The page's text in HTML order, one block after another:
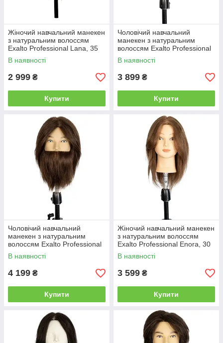
Жіночий навчальний манекен
з натуральним волоссям
Exalto Professional Lana, 35
см, шатенка (REF1053)
В наявності
2 999 ₴
Купити
Чоловічий навчальний
манекен з натуральним
волоссям Exalto Professional
Thomas, 25 см, шатен
(REF1014)
В наявності
3 899 ₴
Купити
Чоловічий навчальний
манекен з натуральним
волоссям Exalto Professional
Hugo, 25 см, шатен, з
бородою (REF1015)
В наявності
4 199 ₴
Купити
Жіночий навчальний манекен
з натуральним волоссям
Exalto Professional Enora, 30
см, темно-русява (REF1028)
В наявності
3 599 ₴
Купити